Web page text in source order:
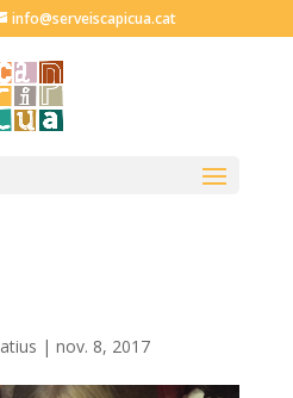
info@serveiscapicua.cat
| nov. 8, 2017